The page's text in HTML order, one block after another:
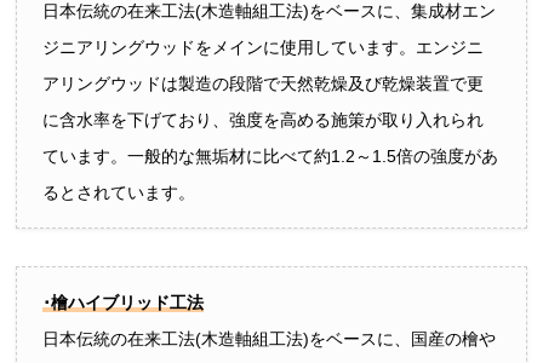
日本伝統の在来工法(木造軸組工法)をベースに、集成材エン
ジニアリングウッドをメインに使用しています。エンジニ
アリングウッドは製造の段階で天然乾燥及び乾燥装置で更
に含水率を下げており、強度を高める施策が取り入れられ
ています。一般的な無垢材に比べて約1.2～1.5倍の強度があ
るとされています。
･檜ハイブリッド工法
日本伝統の在来工法(木造軸組工法)をベースに、国産の檜や